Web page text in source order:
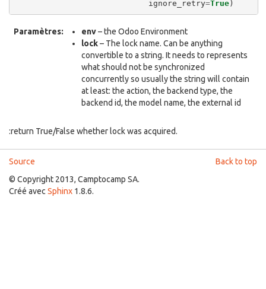
ignore_retry=True)
Paramètres: env– the Odoo Environment
lock– The lock name. Can be anything
convertible to a string. It needs to represents
what should not be synchronized
concurrently so usually the string will contain
at least: the action, the backend type, the
backend id, the model name, the external id
:return True/False whether lock was acquired.
Back to top
Source
© Copyright 2013, Camptocamp SA.
Créé avec Sphinx 1.8.6.